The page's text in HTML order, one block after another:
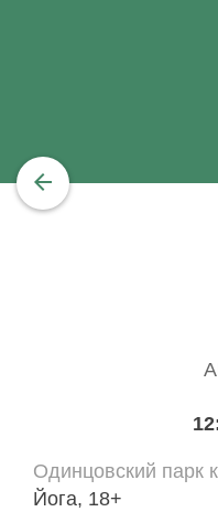
Одинцовский парк
Йога, 18+